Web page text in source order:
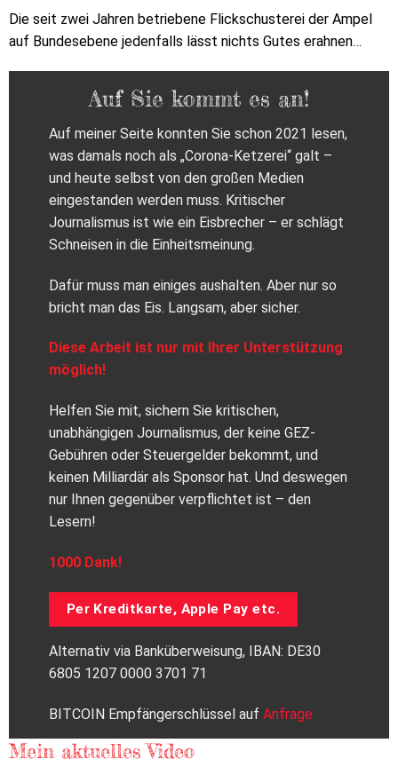
Die seit zwei Jahren betriebene Flickschusterei der Ampel
auf Bundesebene jedenfalls lässt nichts Gutes erahnen…
Auf Sie kommt es an!
Auf meiner Seite konnten Sie schon 2021 lesen,
was damals noch als „Corona-Ketzerei“ galt –
und heute selbst von den großen Medien
eingestanden werden muss. Kritischer
Journalismus ist wie ein Eisbrecher – er schlägt
Schneisen in die Einheitsmeinung.
Dafür muss man einiges aushalten. Aber nur so
bricht man das Eis. Langsam, aber sicher.
Diese Arbeit ist nur mit Ihrer Unterstützung
möglich!
Helfen Sie mit, sichern Sie kritischen,
unabhängigen Journalismus, der keine GEZ-
Gebühren oder Steuergelder bekommt, und
keinen Milliardär als Sponsor hat. Und deswegen
nur Ihnen gegenüber verpflichtet ist – den
Lesern!
1000 Dank!
Per Kreditkarte, Apple Pay etc.
Alternativ via Banküberweisung, IBAN: DE30
6805 1207 0000 3701 71
BITCOIN Empfängerschlüssel auf Anfrage
Mein aktuelles Video